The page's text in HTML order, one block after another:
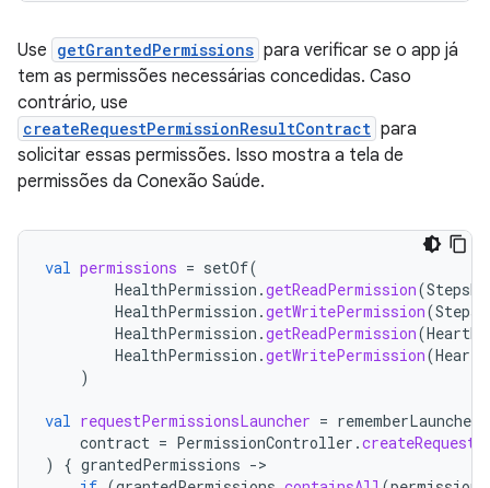
Use getGrantedPermissions para verificar se o app já
tem as permissões necessárias concedidas. Caso
contrário, use
createRequestPermissionResultContract para
solicitar essas permissões. Isso mostra a tela de
permissões da Conexão Saúde.
val permissions = setOf(
HealthPermission .getReadPermission(
HealthPermission .getWritePermission(
HealthPermission .getReadPermission(
HealthPermission .getWritePermission(
)
val requestPermissionsLauncher =
contract = PermissionController .
)
{ grantedPermissions -